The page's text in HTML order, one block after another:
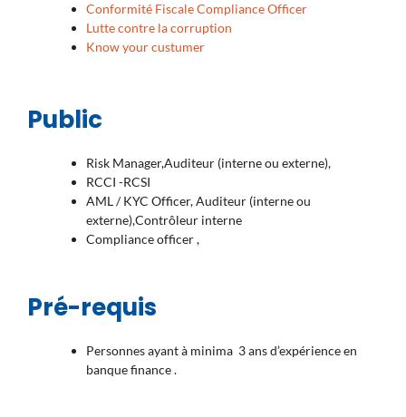
Conformité Fiscale Compliance Officer
Lutte contre la corruption
Know your custumer
Public
Risk Manager,Auditeur (interne ou externe),
RCCI -RCSI
AML / KYC Officer, Auditeur (interne ou
externe),Contrôleur interne
Compliance officer ,
Pré-requis
Personnes ayant à minima 3 ans d’expérience en
banque finance .